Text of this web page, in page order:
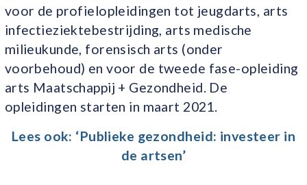
voor de profielopleidingen tot jeugdarts, arts
infectieziektebestrijding, arts medische
milieukunde, forensisch arts (onder
voorbehoud) en voor de tweede fase-opleiding
arts Maatschappij + Gezondheid. De
opleidingen starten in maart 2021.
Lees ook: ‘Publieke gezondheid: investeer in
de artsen’